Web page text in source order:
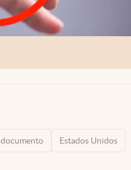
documento Estados Unidos